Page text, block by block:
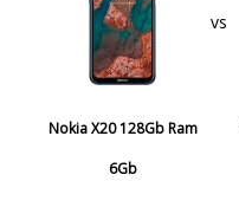
Nokia X20 128Gb Ram
6Gb
vs